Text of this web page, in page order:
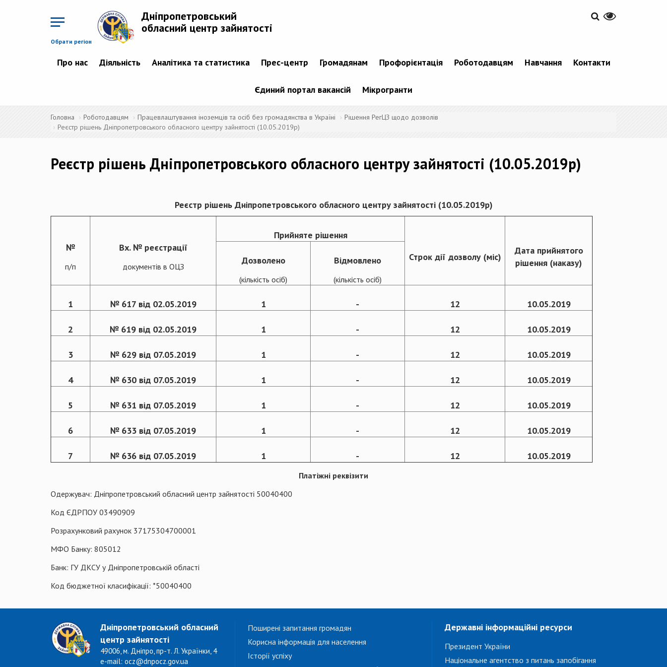
Обрати регіон
Дніпропетровський
обласний центр зайнятості
Про нас Діяльність Аналітика та статистика Прес-центр Громадянам Профорієнтація Роботодавцям Навчання Контакти
Єдиний портал вакансій Мікрогранти
Головна Роботодавцям Працевлаштування іноземців та осіб без громадянства в Україні
Рішення РегЦЗ щодо дозволів
Реєстр рішень Дніпропетровського обласного центру зайнятості (10.05.2019р)
Реєстр рішень Дніпропетровського обласного центру зайнятості (10.05.2019р)
Реєстр рішень Дніпропетровського обласного центру зайнятості (10.05.2019р)
№
п/п
Вх. № реєстрації
документів в ОЦЗ
Прийняте рішення
Строк дії дозволу (міс)
Дата прийнятого
рішення (наказу)
Дозволено
(кількість осіб)
Відмовлено
(кількість осіб)
1 № 617 від 02.05.2019 1 - 12 10.05.2019
2 № 619 від 02.05.2019 1 - 12 10.05.2019
3 № 629 від 07.05.2019 1 - 12 10.05.2019
4 № 630 від 07.05.2019 1 - 12 10.05.2019
5 № 631 від 07.05.2019 1 - 12 10.05.2019
6 № 633 від 07.05.2019 1 - 12 10.05.2019
7 № 636 від 07.05.2019 1 - 12 10.05.2019
Платіжні реквізити
Одержувач: Дніпропетровський обласний центр зайнятості 50040400
Код ЄДРПОУ 03490909
Розрахунковий рахунок 37175304700001
МФО Банку: 805012
Банк: ГУ ДКСУ у Дніпропетровській області
Код бюджетної класифікації: *50040400
Дніпропетровський обласний
центр зайнятості
49006, м. Дніпро, пр-т. Л. Українки, 4
e-mail: ocz@dnpocz.gov.ua
Поширені запитання громадян
Корисна інформація для населення
Історії успіху
Державні інформаційні ресурси
Президент України
Національне агентство з питань запобігання